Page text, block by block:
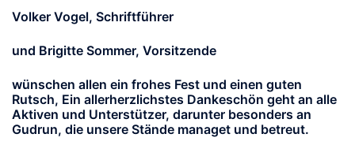
Volker Vogel, Schriftführer
und Brigitte Sommer, Vorsitzende
wünschen allen ein frohes Fest und einen guten
Rutsch, Ein allerherzlichstes Dankeschön geht an alle
Aktiven und Unterstützer, darunter besonders an
Gudrun, die unsere Stände managet und betreut.